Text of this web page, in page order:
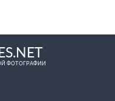
ФОТОГРАФИИ